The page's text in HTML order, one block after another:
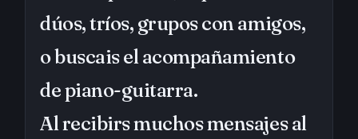
dúos, tríos, grupos con amigos,
o buscais el acompañamiento
de piano-guitarra.
Al recibirs muchos mensajes al